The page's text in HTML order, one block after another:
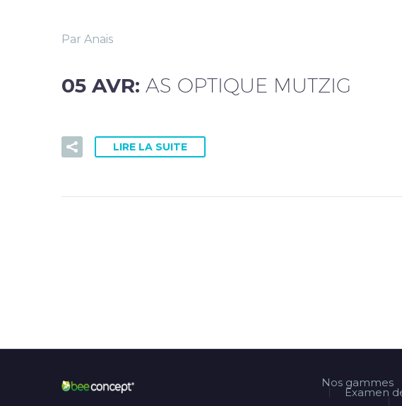
Par Anais
05 AVR: AS OPTIQUE MUTZIG
LIRE LA SUITE
Nos gammes
Examen